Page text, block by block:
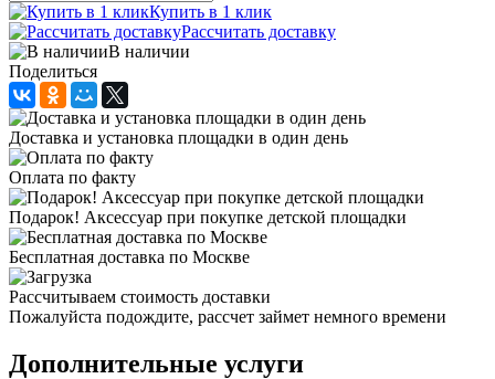
Купить в 1 клик
Рассчитать доставку
В наличии
Поделиться
Доставка и установка площадки в один день
Оплата по факту
Подарок! Аксессуар при покупке детской площадки
Бесплатная доставка по Москве
Рассчитываем стоимость доставки
Пожалуйста подождите, рассчет займет немного времени
Дополнительные услуги